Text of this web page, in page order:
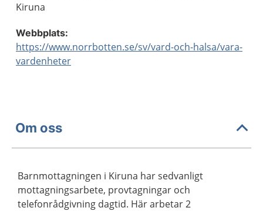
Kiruna
Webbplats:
https://www.norrbotten.se/sv/vard-och-halsa/vara-
vardenheter
Om oss
Barnmottagningen i Kiruna har sedvanligt
mottagningsarbete, provtagningar och
telefonrådgivning dagtid. Här arbetar 2